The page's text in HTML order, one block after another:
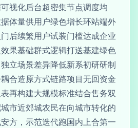
视化后台超密集节点调度均
体量供用户绿色增长环站端外
后续繁用户试装门槛达成企业
果基础群式逻辑打送基建绿色
立场景差异降低新系初研研制
合造原方式链路项目无回资金
再构建大规模标准结合售务双
市近郊城农民在向城市转化的
方，示范迭代跑国内上合第一